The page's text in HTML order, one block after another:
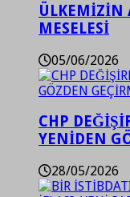
ÜLKEMİZİN
MESELESİ
05/06/2026
CHP
YENİDEN
28/05/2026